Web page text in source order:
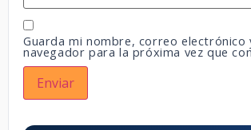
Guarda mi nombre, correo electrónico
navegador para la próxima vez que